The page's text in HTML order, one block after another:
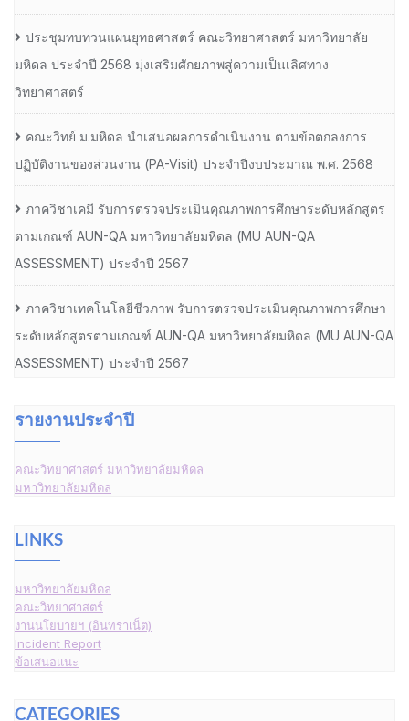
ประชุมทบทวนแผนยุทธศาสตร์ คณะวิทยาศาสตร์ มหาวิทยาลัย
มหิดล ประจำปี 2568 มุ่งเสริมศักยภาพสู่ความเป็นเลิศทาง
วิทยาศาสตร์
คณะวิทย์ ม.มหิดล นำเสนอผลการดำเนินงาน ตามข้อตกลงการ
ปฏิบัติงานของส่วนงาน (PA-Visit) ประจำปีงบประมาณ พ.ศ. 2568
ภาควิชาเคมี รับการตรวจประเมินคุณภาพการศึกษาระดับหลักสูตร
ตามเกณฑ์ AUN-QA มหาวิทยาลัยมหิดล (MU AUN-QA
ASSESSMENT) ประจำปี 2567
ภาควิชาเทคโนโลยีชีวภาพ รับการตรวจประเมินคุณภาพการศึกษา
ระดับหลักสูตรตามเกณฑ์ AUN-QA มหาวิทยาลัยมหิดล (MU AUN-QA
ASSESSMENT) ประจำปี 2567
รายงานประจำปี
คณะวิทยาศาสตร์ มหาวิทยาลัยมหิดล
มหาวิทยาลัยมหิดล
LINKS
มหาวิทยาลัยมหิดล
คณะวิทยาศาสตร์
งานนโยบายฯ (อินทราเน็ต)
Incident Report
ข้อเสนอแนะ
CATEGORIES